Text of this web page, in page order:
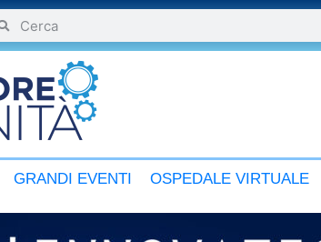
GRANDI EVENTI OSPEDALE VIRTUALE